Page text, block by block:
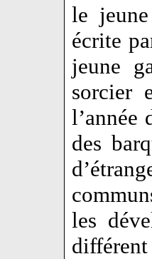
le
écrite
jeune
sorcier
des
les
différent